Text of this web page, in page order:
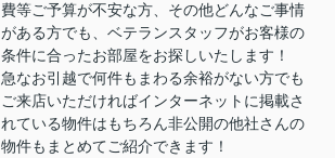
費等ご予算が不安な方、その他どんなご事情
がある方でも、ベテランスタッフがお客様の
条件に合ったお部屋をお探しいたします！
急なお引越で何件もまわる余裕がない方でも
ご来店いただければインターネットに掲載さ
れている物件はもちろん非公開の他社さんの
物件もまとめてご紹介できます！